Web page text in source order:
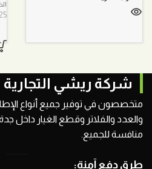
شركة ريشي التجارية
متخصصون في توفير جميع أنواع
والعدد والفلاتر وقطع الغيار داخل
منافسة للجميع.
طرق دفع آمنة: